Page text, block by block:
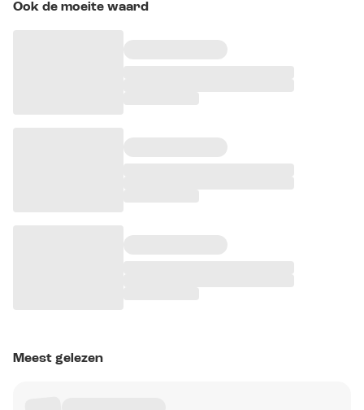
Ook de moeite waard
Meest gelezen